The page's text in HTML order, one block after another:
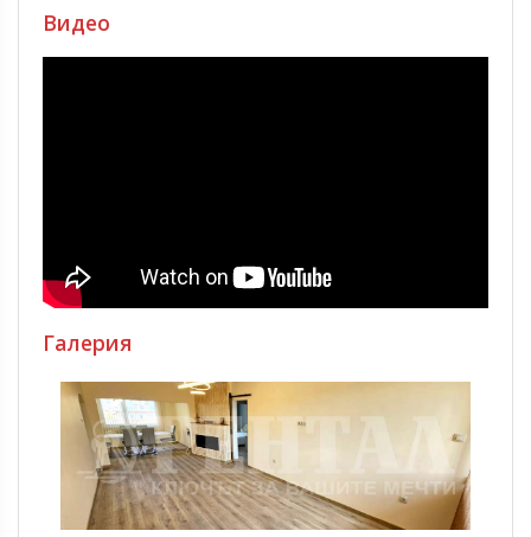
Видео
Галерия